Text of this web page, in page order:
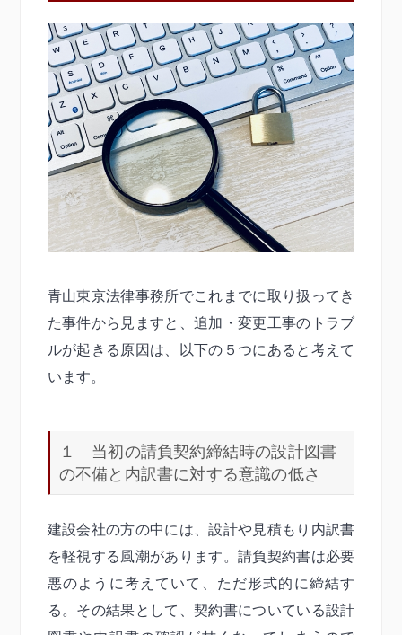
青山東京法律事務所でこれまでに取り扱ってき
た事件から見ますと、追加・変更工事のトラブ
ルが起きる原因は、以下の５つにあると考えて
います。
１ 当初の請負契約締結時の設計図書
の不備と内訳書に対する意識の低さ
建設会社の方の中には、設計や見積もり内訳書
を軽視する風潮があります。請負契約書は必要
悪のように考えていて、ただ形式的に締結す
る。その結果として、契約書についている設計